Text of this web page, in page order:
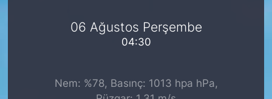
06 Ağustos Perşembe
04:30
Nem: %78, Basınç: 1013 hpa hPa,
SARIYER HABERLERİ